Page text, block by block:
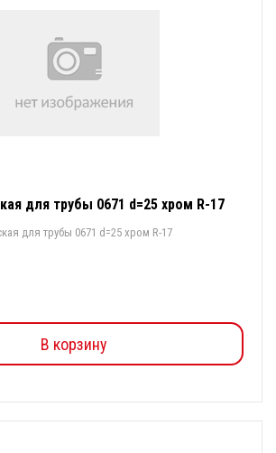
для трубы 0671 d=25 хром R-17
для трубы 0671 d=25 хром R-17
В корзину